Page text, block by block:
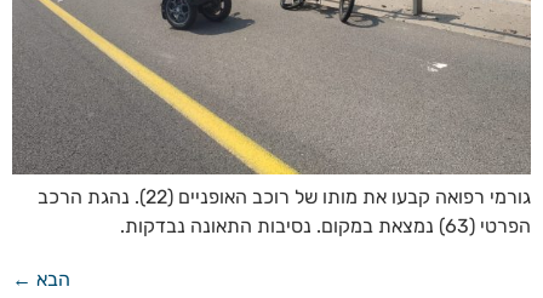
גורמי רפואה קבעו את מותו של רוכב האופניים (22). נהגת הרכב
הפרטי (63) נמצאת במקום. נסיבות התאונה נבדקות.
הבא ←